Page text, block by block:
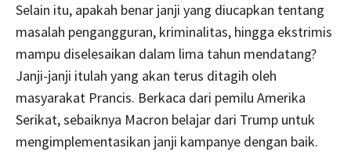
Selain itu, apakah benar janji yang diucapkan tentang
masalah pengangguran, kriminalitas, hingga ekstrimis
mampu diselesaikan dalam lima tahun mendatang?
Janji-janji itulah yang akan terus ditagih oleh
masyarakat Prancis. Berkaca dari pemilu Amerika
Serikat, sebaiknya Macron belajar dari Trump untuk
mengimplementasikan janji kampanye dengan baik.